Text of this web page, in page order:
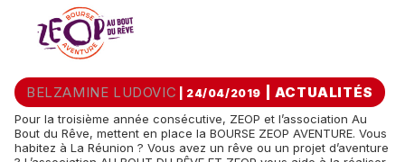
BELZAMINE LUDOVIC | 24/04/2019 ACTUALITÉS
Pour la troisième année consécutive, ZEOP et l’association Au
Bout du Rêve, mettent en place la BOURSE ZEOP AVENTURE. Vous
habitez à La Réunion ? Vous avez un rêve ou un projet d’aventure